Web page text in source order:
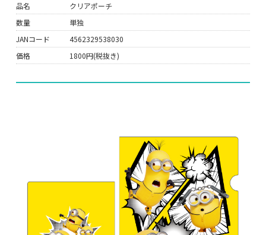
品名
クリアポーチ
数量
単独
JANコード
4562329538030
価格
1800円(税抜き)